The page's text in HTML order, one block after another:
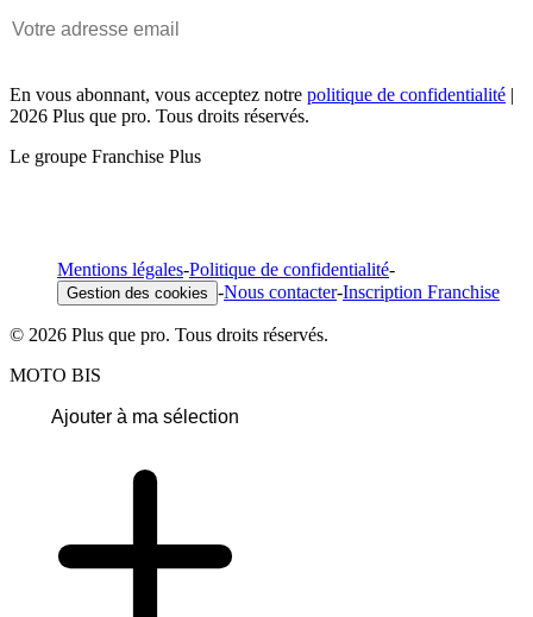
En vous abonnant, vous acceptez notre politique de confidentialité |
2026 Plus que pro. Tous droits réservés.
Le groupe Franchise Plus
Mentions légales-Politique de confidentialité-
Gestion des cookies -Nous contacter-Inscription Franchise
© 2026 Plus que pro. Tous droits réservés.
MOTO BIS
Ajouter à ma sélection